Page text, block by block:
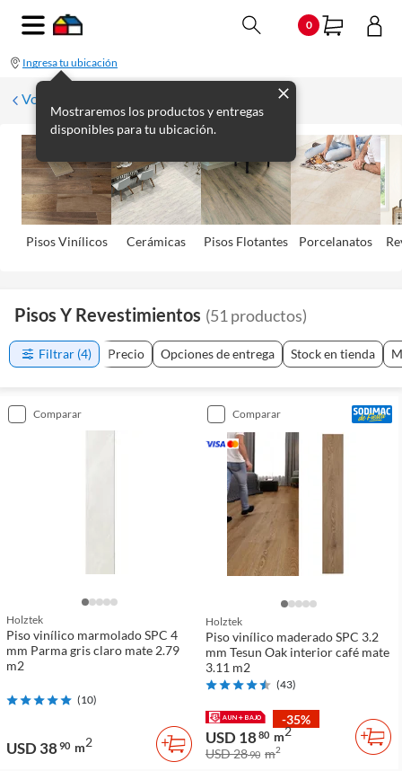
0
Ingresa tu ubicación
Mostraremos los productos y entregas
disponibles para tu ubicación.
Volver
Pisos Viní­licos Cerámicas Pisos Flotantes Porcelanatos
Pisos Y Revestimientos (51 productos)
Filtrar (4) Precio Opciones de entrega Stock en tienda
comparar
Holztek
Piso vinílico marmolado SPC 4
mm Parma gris claro mate 2.79
m2
(10)
USD 3890 m2
comparar
Holztek
Piso vinílico maderado SPC 3.2
mm Tesun Oak interior café mate
3.11 m2
(43)
-35%
USD 1880 m2
USD 2890 m2